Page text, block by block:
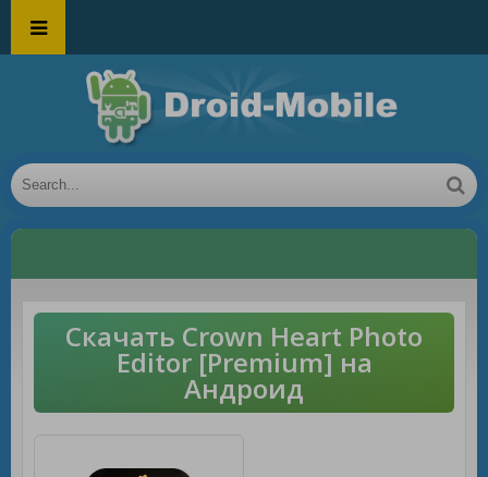
Скачать Crown Heart Photo
Editor [Premium] на
Андроид